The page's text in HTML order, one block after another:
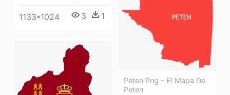
1133*1024 3 1
Peten Png - El Mapa De
Peten